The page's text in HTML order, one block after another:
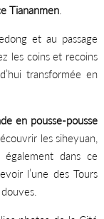
Tiananmen.
et au passage
les coins et recoins
transformée en
en pousse-pousse
les siheyuan,
dans ce
l’une des Tours